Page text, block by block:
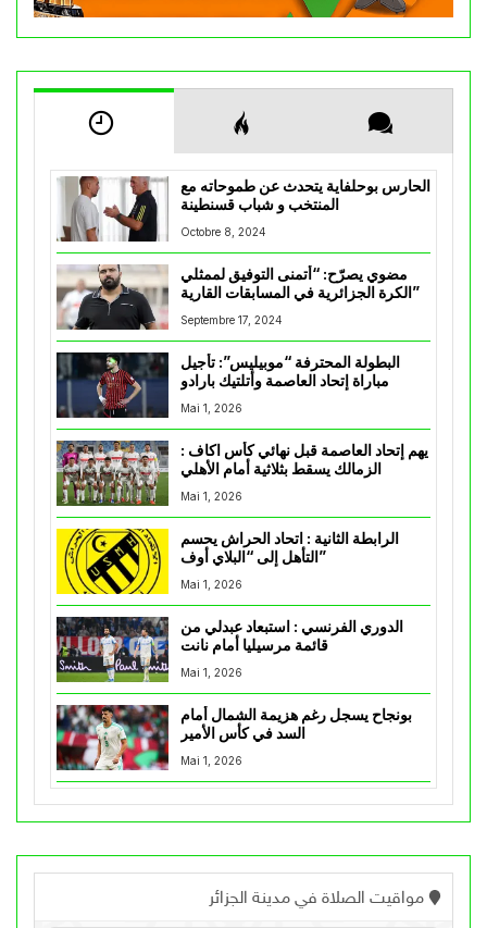
الحارس بوحلفاية يتحدث عن طموحاته مع
المنتخب و شباب قسنطينة
Octobre 8, 2024
مضوي يصرّح: “أتمنى التوفيق لممثلي
الكرة الجزائرية في المسابقات القارية”
Septembre 17, 2024
البطولة المحترفة “موبيليس”: تأجيل
مباراة إتحاد العاصمة وأتلتيك بارادو
Mai 1, 2026
يهم إتحاد العاصمة قبل نهائي كأس اكاف :
Mai 1, 2026
الرابطة الثانية : اتحاد الحراش يحسم
التأهل إلى “البلاي أوف”
Mai 1, 2026
الدوري الفرنسي : استبعاد عبدلي من
قائمة مرسيليا أمام نانت
Mai 1, 2026
بونجاح يسجل رغم هزيمة الشمال أمام
السد في كأس الأمير
Mai 1, 2026